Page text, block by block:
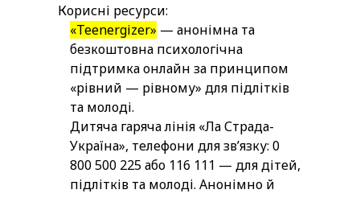
Корисні ресурси:
«Teenergizer» — анонімна та
безкоштовна психологічна
підтримка онлайн за принципом
«рівний — рівному» для підлітків
та молоді.
Дитяча гаряча лінія «Ла Страда-
Україна», телефони для зв’язку: 0
800 500 225 або 116 111 — для дітей,
підлітків та молоді. Анонімно й